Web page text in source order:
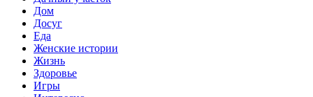
Дом
Досуг
Еда
Женские истории
Жизнь
Здоровье
Игры